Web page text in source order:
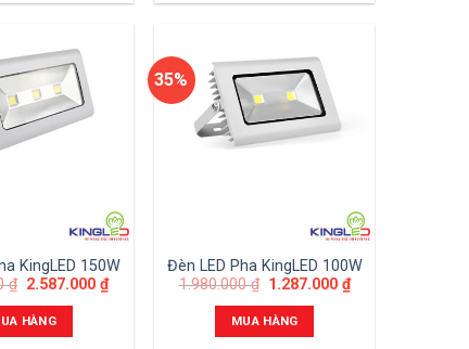
KingLED 150W
₫ 2.587.000₫
HÀNG
35%
Đèn LED Pha KingLED 100W
1.980.000₫ 1.287.000 ₫
MUA HÀNG